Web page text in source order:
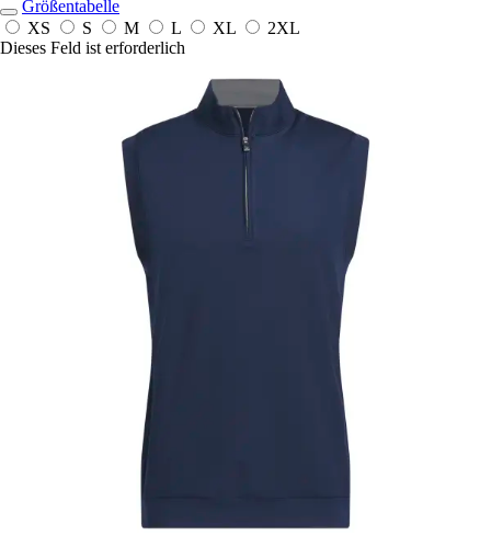
Größentabelle
XS
S M L XL
2XL
Dieses Feld ist erforderlich